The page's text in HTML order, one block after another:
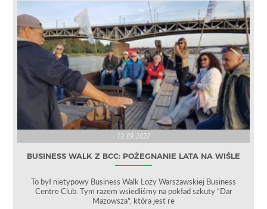
13.09.2022
BUSINESS WALK Z BCC: POŻEGNANIE LATA NA WIŚLE
To był nietypowy Business Walk Loży Warszawskiej Business
Centre Club. Tym razem wsiedliśmy na pokład szkuty “Dar
Mazowsza”, która jest re